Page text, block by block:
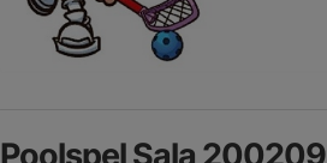
Poolspel Sala 200209